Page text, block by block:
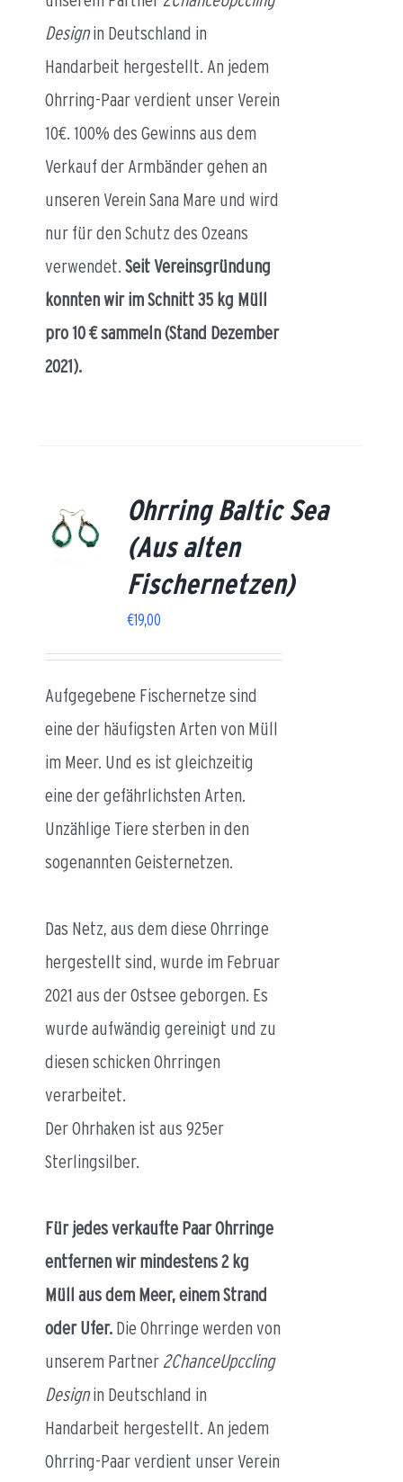
Designin Deutschland in
Handarbeit hergestellt. An jedem
Ohrring-Paar verdient unser Verein
10€. 100% des Gewinns aus dem
Verkauf der Armbänder gehen an
unseren Verein Sana Mare und wird
nur für den Schutz des Ozeans
verwendet.Seit Vereinsgründung
konnten wir im Schnitt 35 kg Müll
pro 10 € sammeln (Stand Dezember
2021).
Ohrring Baltic Sea
(Aus alten
Fischernetzen)
€19,00
Aufgegebene Fischernetze sind
eine der häufigsten Arten von Müll
im Meer. Und es ist gleichzeitig
eine der gefährlichsten Arten.
Unzählige Tiere sterben in den
sogenannten Geisternetzen.
Das Netz, aus dem diese Ohrringe
hergestellt sind, wurde im Februar
2021 aus der Ostsee geborgen. Es
wurde aufwändig gereinigt und zu
diesen schicken Ohrringen
verarbeitet.
Der Ohrhaken ist aus 925er
Sterlingsilber.
Für jedes verkaufte Paar Ohrringe
entfernen wir mindestens 2 kg
Müll aus dem Meer, einem Strand
oder Ufer. Die Ohrringe werden von
unserem Partner 2ChanceUpccling
Designin Deutschland in
Handarbeit hergestellt. An jedem
Ohrring-Paar verdient unser Verein